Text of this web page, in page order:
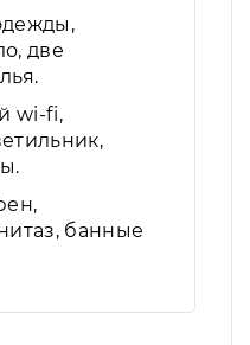
две
wi-fi,
банные